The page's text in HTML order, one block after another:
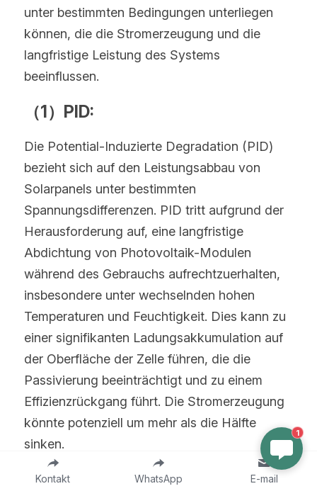
unter bestimmten Bedingungen unterliegen
können, die die Stromerzeugung und die
langfristige Leistung des Systems
beeinflussen.
（1）PID:
Die Potential-Induzierte Degradation (PID)
bezieht sich auf den Leistungsabbau von
Solarpanels unter bestimmten
Spannungsdifferenzen. PID tritt aufgrund der
Herausforderung auf, eine langfristige
Abdichtung von Photovoltaik-Modulen
während des Gebrauchs aufrechtzuerhalten,
insbesondere unter wechselnden hohen
Temperaturen und Feuchtigkeit. Dies kann zu
einer signifikanten Ladungsakkumulation auf
der Oberfläche der Zelle führen, die die
Passivierung beeinträchtigt und zu einem
Effizienzrückgang führt. Die Stromerzeugung
könnte potenziell um mehr als die Hälfte
sinken.
1
Kontakt WhatsApp E-mail